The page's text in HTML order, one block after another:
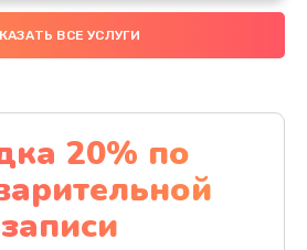
ВСЕ УСЛУГИ
20% по
записи